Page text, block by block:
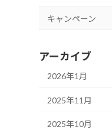
キャンペーン
アーカイブ
2026年1月
2025年11月
2025年10月